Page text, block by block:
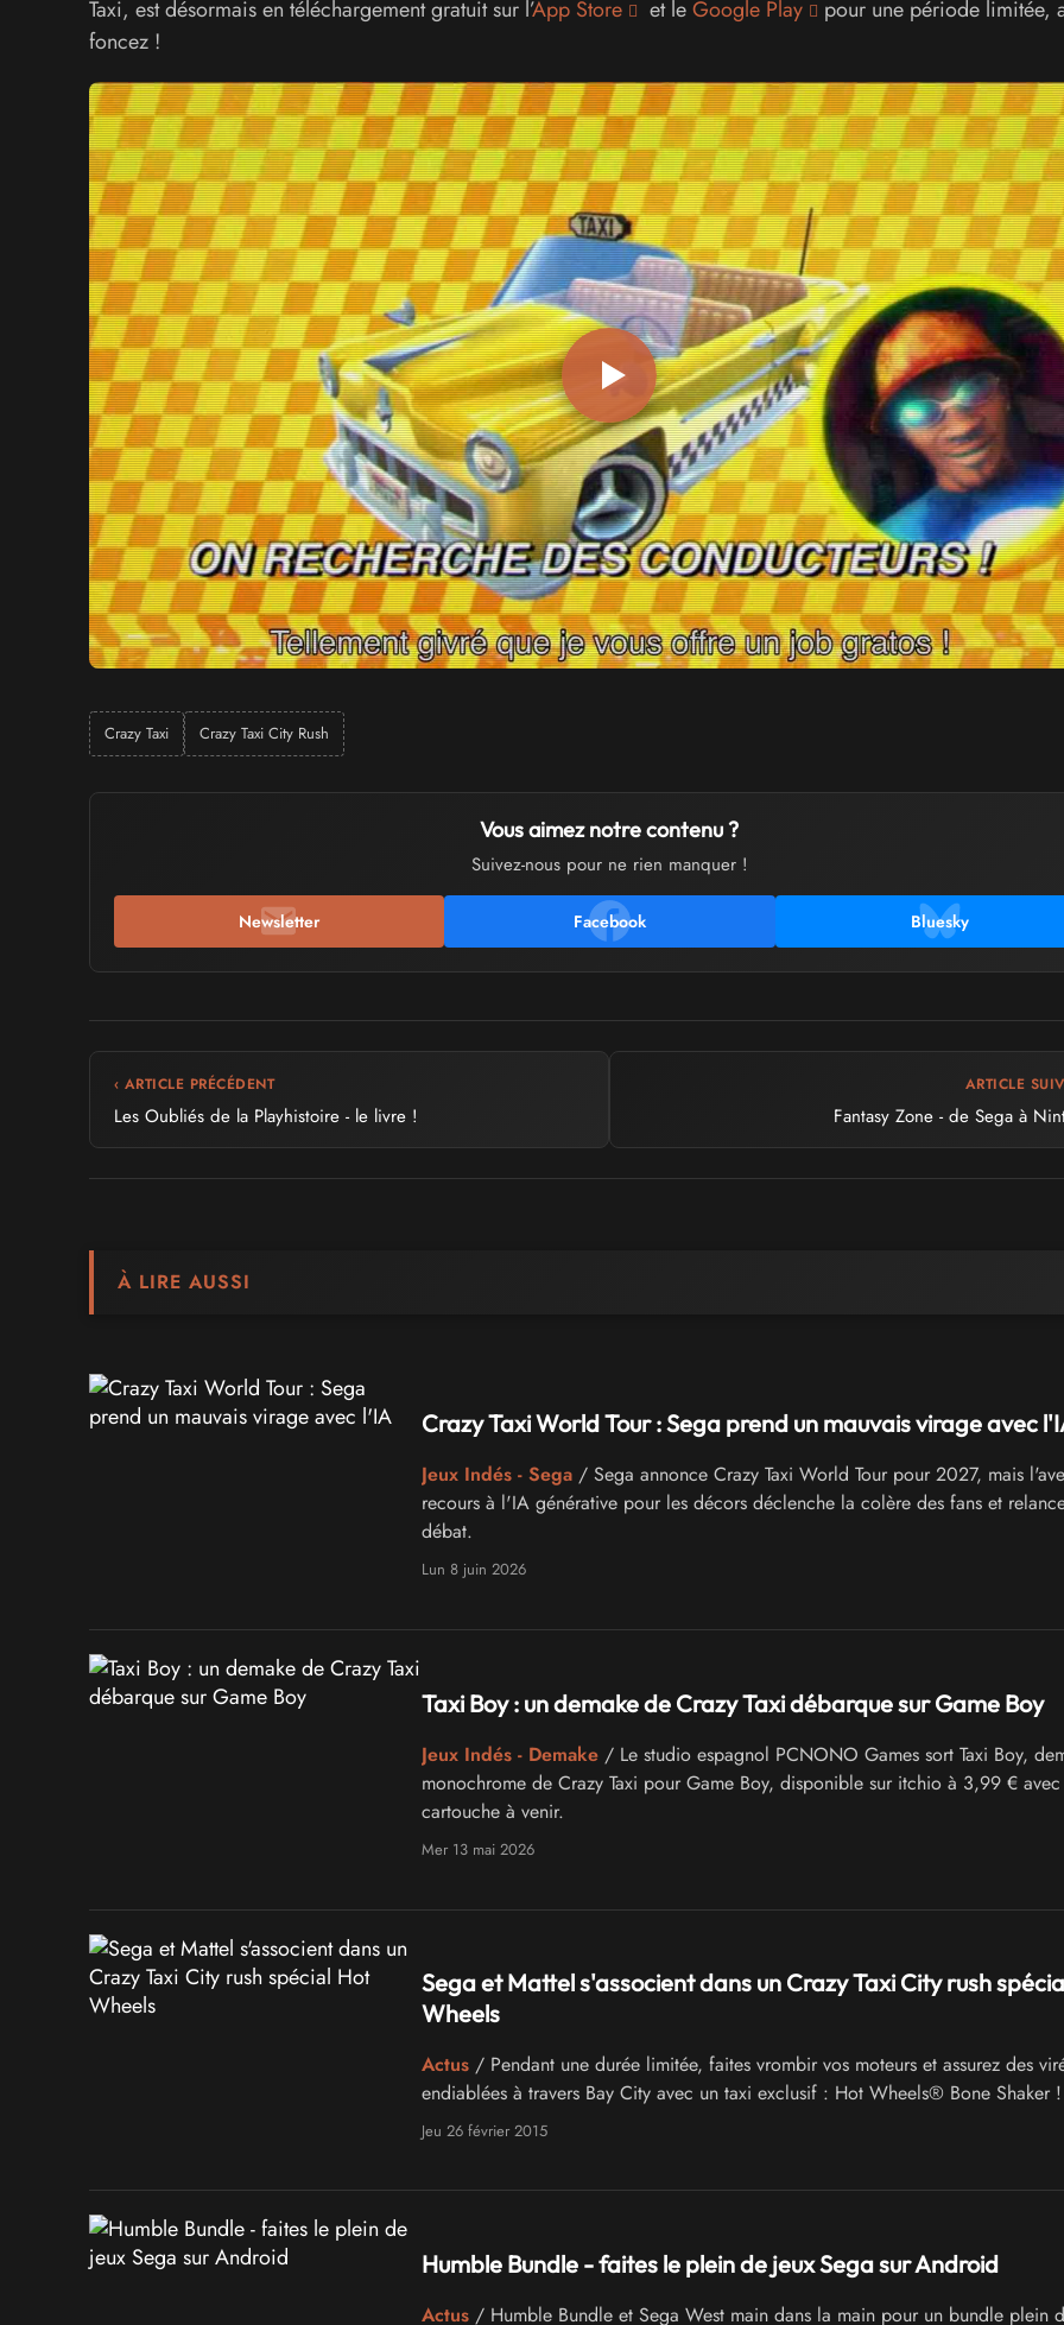
Taxi, est désormais en téléchargement gratuit sur l’App Store et leGoogle Play
pour une période limitée,
foncez !
Crazy Taxi Crazy Taxi City Rush
Vous aimez notre contenu ?
Suivez-nous pour ne rien manquer !
Newsletter Facebook Bluesky
‹ ARTICLE PRÉCÉDENT
Les Oubliés de la Playhistoire - le livre !
ARTICLE
Fantasy Zone - de Sega à
À LIRE AUSSI
Crazy Taxi World Tour : Sega prend un mauvais virage avec
Jeux Indés - Sega/ Sega annonce Crazy Taxi World Tour pour 2027, mais
recours à l'IA générative pour les décors déclenche la colère des fans et
débat.
Lun 8 juin 2026
Taxi Boy : un demake de Crazy Taxi débarque sur Game Boy
Jeux Indés - Demake/ Le studio espagnol PCNONO Games sort Taxi Boy,
monochrome de Crazy Taxi pour Game Boy, disponible sur itchio à 3,99 € avec
cartouche à venir.
Mer 13 mai 2026
Sega et Mattel s'associent dans un Crazy Taxi City rush
Wheels
Actus/ Pendant une durée limitée, faites vrombir vos moteurs et assurez des
endiablées à travers Bay City avec un taxi exclusif : Hot Wheels® Bone Shaker !
Jeu 26 février 2015
Humble Bundle - faites le plein de jeux Sega sur Android
Actus/ Humble Bundle et Sega West main dans la main pour un bundle plein